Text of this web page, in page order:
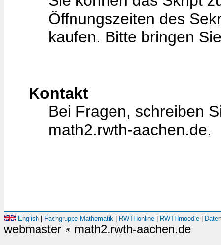
Öffnungszeiten des
kaufen. Bitte bringen
Kontakt
Bei Fragen, schreiben
math2.rwth-aachen.de.
English Fachgruppe Mathematik RWTHonline RWTHmoodle
webmaster math2.rwth-aachen.de